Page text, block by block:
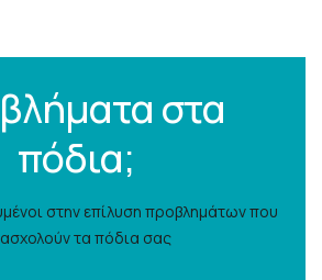
στα
πόδια;
στην επίλυση προβλημάτων που
τα πόδια σας